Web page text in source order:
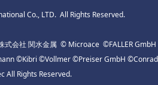
Co., LTD. All Rights Reserved.
式会社 関水金属 © Microace ©FALLER GmbH
©Kibri ©Vollmer ©Preiser GmbH ©Conrad
All Rights Reserved.